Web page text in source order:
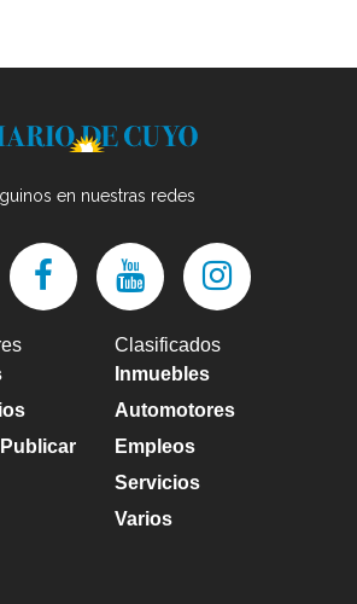
en nuestras redes
Clasificados
Inmuebles
Automotores
Empleos
Servicios
Varios